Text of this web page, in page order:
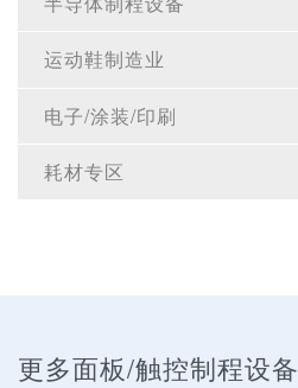
运动鞋制造业
电子/涂装/印刷
耗材专区
更多面板/触控制程设备